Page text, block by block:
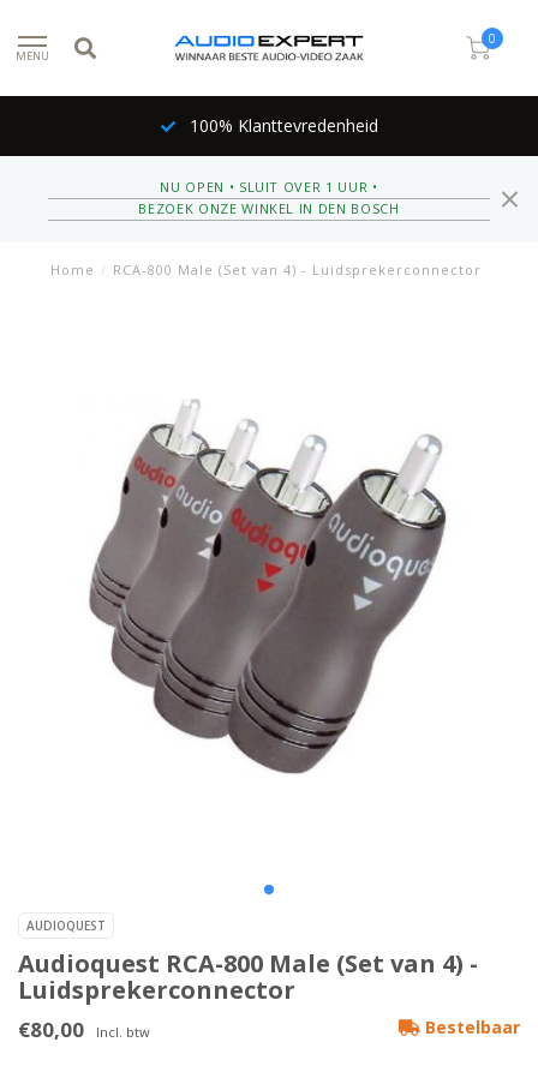
MENU
0
100% Klanttevredenheid
NU OPEN • SLUIT OVER 1 UUR •
BEZOEK ONZE WINKEL IN DEN BOSCH
Home / RCA-800 Male (Set van 4) - Luidsprekerconnector
AUDIOQUEST
Audioquest RCA-800 Male (Set van 4) -
Luidsprekerconnector
€80,00 Incl. btw Bestelbaar